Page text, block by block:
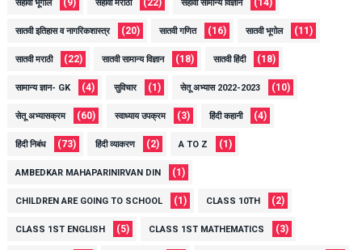
सहावी भूगोल सहावी मराठी सहावी सामान्य विज्ञान
सातवी इतिहास व नागरिकशास्त्र (20) सातवी गणित (16) सातवी भूगोल (11)
सातवी मराठी (22) सातवी सामान्य विज्ञान (18) सातवी हिंदी (18)
सामान्य ज्ञान- GK (4) सुविचार (1) सेतू अभ्यास 2022-2023 (10)
सेतू अभ्यासक्रम (60) स्वाध्याय उपक्रम (3) हिंदी कहानी (4)
हिंदी निबंध (73) हिंदी व्याकरण (2) A TO Z (1)
AMBEDKAR MAHAPARINIRVAN DIN (1)
CHILDREN ARE GOING TO SCHOOL (1) CLASS 10TH (2)
CLASS 1ST ENGLISH (5) CLASS 1ST MATHEMATICS (3)